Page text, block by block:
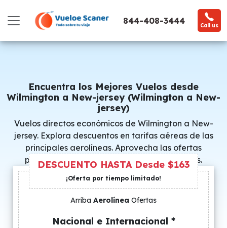
844-408-3444 Call us
Encuentra los Mejores Vuelos desde
Wilmington a New-jersey (Wilmington a New-
jersey)
Vuelos directos económicos de Wilmington a New-
jersey. Explora descuentos en tarifas aéreas de las
principales aerolíneas. Aprovecha las ofertas
promocionales y consigue precios especiales.
DESCUENTO HASTA Desde $163
¡Oferta por tiempo limitado!
Arriba Aerolínea Ofertas
Nacional e Internacional *